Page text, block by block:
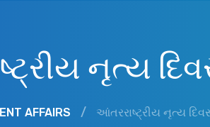
નૃત્ય
AFFAIRS / આંતરરાષ્ટ્રીય નૃત્ય